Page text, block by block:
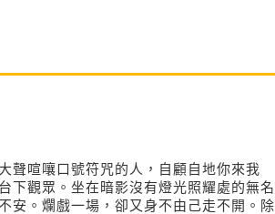
喧嚷口號符咒的人，自顧自地你來我
下觀眾。坐在暗影沒有燈光照耀處的無名
安。爛戲一場，卻又身不由己走不開。除